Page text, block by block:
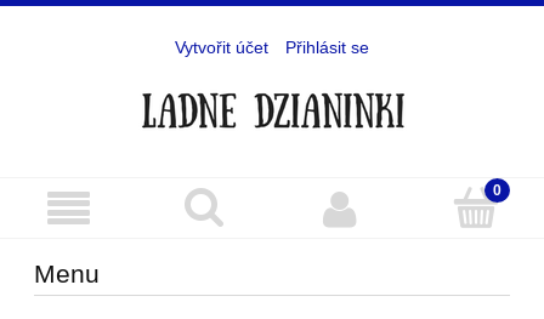
Vytvořit účet Přihlásit se
Menu